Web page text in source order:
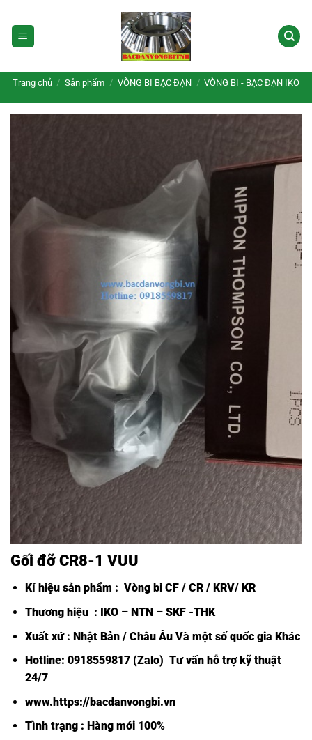
qua
nội
Trang chủ / Sản phẩm / VÒNG BI BẠC ĐẠN / VÒNG BI - BẠC ĐẠN IKO
Gối đỡ CR8-1 VUU
Kí hiệu sản phẩm : Vòng bi CF / CR / KRV/ KR
Thương hiệu : IKO – NTN – SKF -THK
Xuất xứ : Nhật Bản / Châu Âu Và một số quốc gia Khác
Hotline: 0918559817 (Zalo) Tư vấn hỗ trợ kỹ thuật
24/7
www.https://bacdanvongbi.vn
Tình trạng : Hàng mới 100%